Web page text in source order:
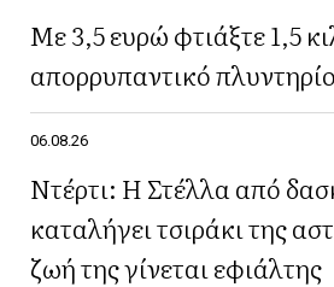
Με 3,5 ευρώ φτιάξτε 1,5
απορρυπαντικό
06.08.26
Ντέρτι: Η Στέλλα από
καταλήγει τσιράκι της
ζωή της γίνεται εφιάλτης